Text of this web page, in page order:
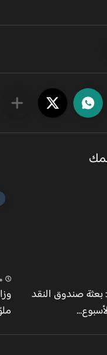
بعثة صندوق النقد